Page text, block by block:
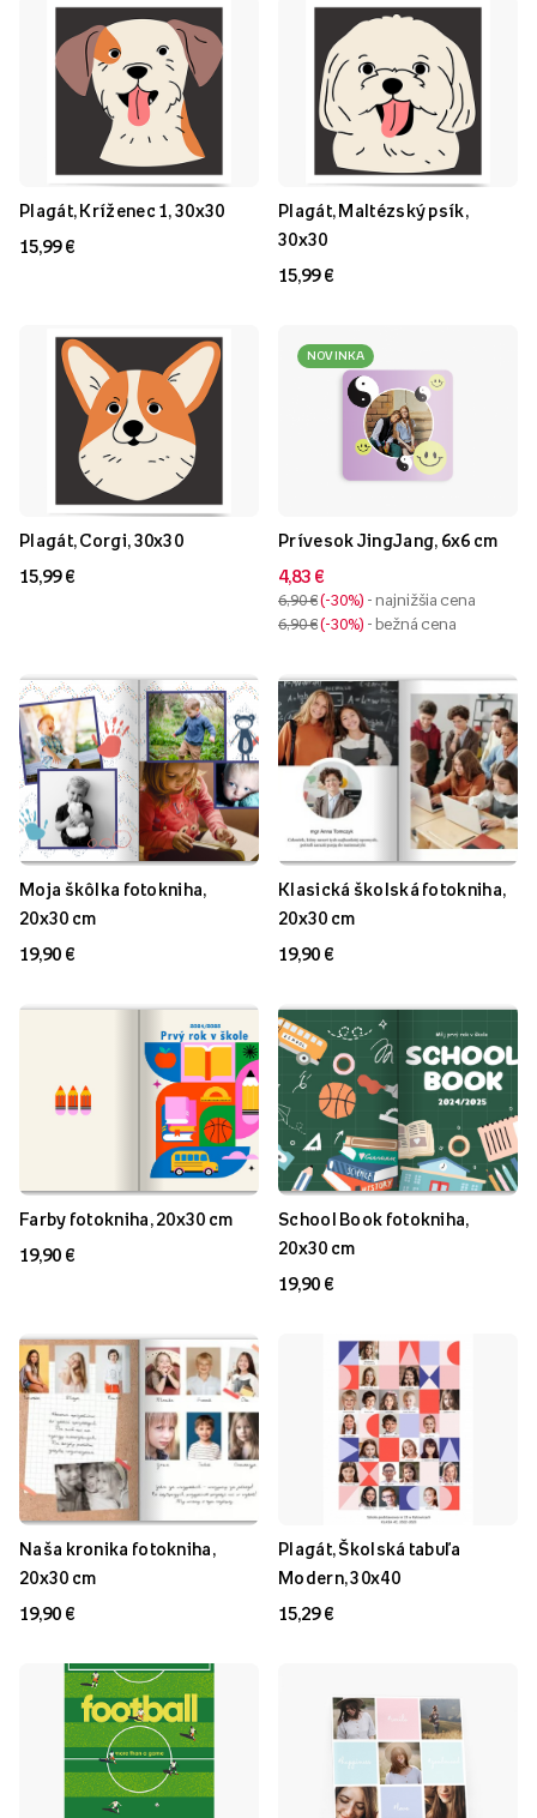
Plagát, Kríženec 1, 30x30
15,99 €
Plagát, Maltézský psík,
30x30
15,99 €
Plagát, Corgi, 30x30
15,99 €
NOVINKA
Prívesok JingJang, 6x6 cm
4,83 €
6,90 € -30% - najnižšia cena
6,90 € -30% - bežná cena
Moja škôlka fotokniha,
20x30 cm
19,90 €
Klasická školská fotokniha,
20x30 cm
19,90 €
Farby fotokniha, 20x30 cm
19,90 €
School Book fotokniha,
20x30 cm
19,90 €
Naša kronika fotokniha,
20x30 cm
19,90 €
Plagát, Školská tabuľa
Modern, 30x40
15,29 €